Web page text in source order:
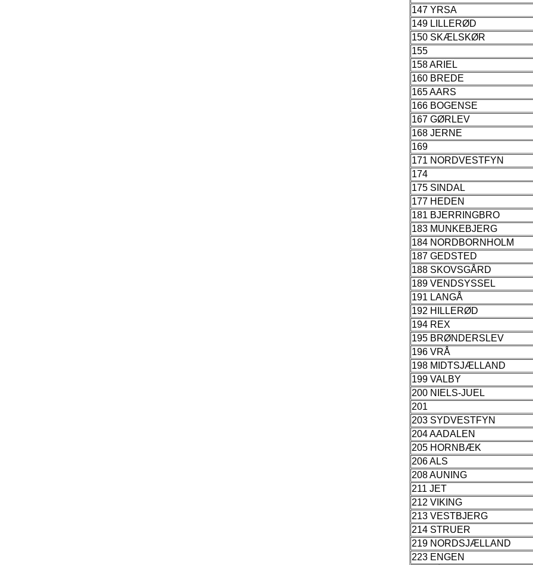
147 YRSA
149 LILLERØD
150 SKÆLSKØR
155
158 ARIEL
160 BREDE
165 AARS
166 BOGENSE
167 GØRLEV
168 JERNE
169
171 NORDVESTFYN
174
175 SINDAL
177 HEDEN
181 BJERRINGBRO
183 MUNKEBJERG
184 NORDBORNHOLM
187 GEDSTED
188 SKOVSGÅRD
189 VENDSYSSEL
191 LANGÅ
192 HILLERØD
194 REX
195 BRØNDERSLEV
196 VRÅ
198 MIDTSJÆLLAND
199 VALBY
200 NIELS-JUEL
201
203 SYDVESTFYN
204 AADALEN
205 HORNBÆK
206 ALS
208 AUNING
211 JET
212 VIKING
213 VESTBJERG
214 STRUER
219 NORDSJÆLLAND
223 ENGEN